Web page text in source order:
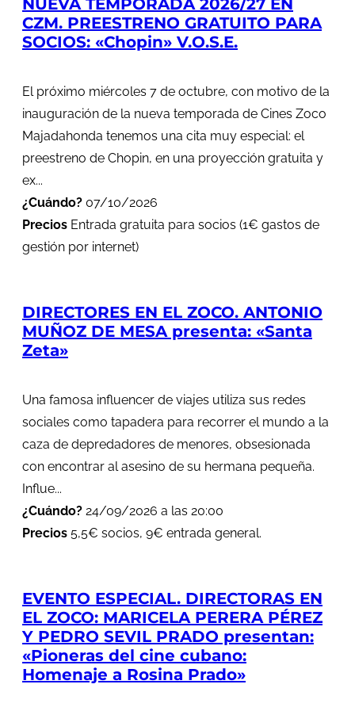
NUEVA TEMPORADA 2026/27 EN
CZM. PREESTRENO GRATUITO PARA
SOCIOS: «Chopin» V.O.S.E.
El próximo miércoles 7 de octubre, con motivo de la
inauguración de la nueva temporada de Cines Zoco
Majadahonda tenemos una cita muy especial: el
preestreno de Chopin, en una proyección gratuita y
ex...
¿Cuándo? 07/10/2026
Precios Entrada gratuita para socios (1€ gastos de
gestión por internet)
DIRECTORES EN EL ZOCO. ANTONIO
MUÑOZ DE MESA presenta: «Santa
Zeta»
Una famosa influencer de viajes utiliza sus redes
sociales como tapadera para recorrer el mundo a la
caza de depredadores de menores, obsesionada
con encontrar al asesino de su hermana pequeña.
Influe...
¿Cuándo? 24/09/2026 a las 20:00
Precios 5,5€ socios, 9€ entrada general.
EVENTO ESPECIAL. DIRECTORAS EN
EL ZOCO: MARICELA PERERA PÉREZ
Y PEDRO SEVIL PRADO presentan:
«Pioneras del cine cubano:
Homenaje a Rosina Prado»